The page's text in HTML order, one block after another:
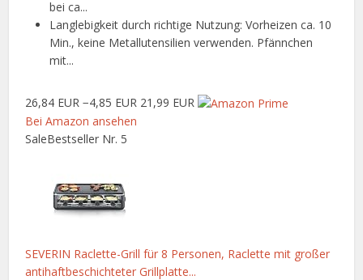
bei ca...
Langlebigkeit durch richtige Nutzung: Vorheizen ca. 10
Min., keine Metallutensilien verwenden. Pfännchen
mit...
26,84 EUR −4,85 EUR 21,99 EUR
Bei Amazon ansehen
SaleBestseller Nr. 5
SEVERIN Raclette-Grill für 8 Personen, Raclette mit großer
antihaftbeschichteter Grillplatte...